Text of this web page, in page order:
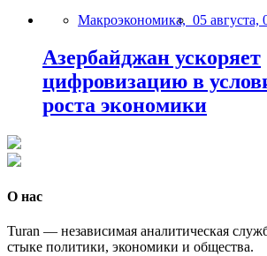
Макроэкономика, 05 августа,
Азербайджан ускоряет
цифровизацию в
роста экономики
О нас
Turan — независимая аналитическая
стыке политики, экономики и общества.